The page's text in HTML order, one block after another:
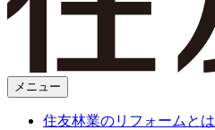
メニュー
住友林業のリフォームとは